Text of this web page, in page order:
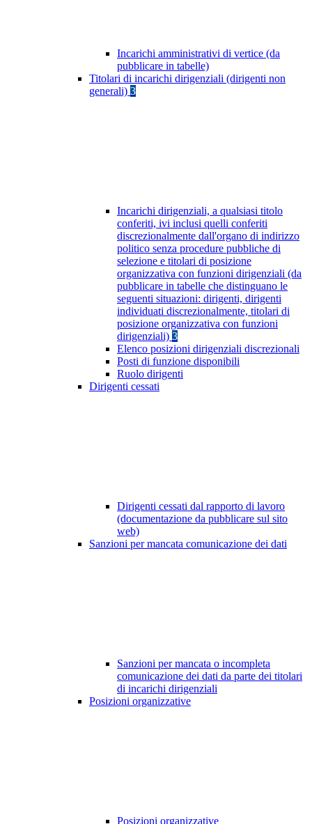
Incarichi amministrativi di vertice (da
pubblicare in tabelle)
Titolari di incarichi dirigenziali (dirigenti non
generali) 3
Incarichi dirigenziali, a qualsiasi titolo
conferiti, ivi inclusi quelli conferiti
discrezionalmente dall'organo di indirizzo
politico senza procedure pubbliche di
selezione e titolari di posizione
organizzativa con funzioni dirigenziali (da
pubblicare in tabelle che distinguano le
seguenti situazioni: dirigenti, dirigenti
individuati discrezionalmente, titolari di
posizione organizzativa con funzioni
dirigenziali) 3
Elenco posizioni dirigenziali discrezionali
Posti di funzione disponibili
Ruolo dirigenti
Dirigenti cessati
Dirigenti cessati dal rapporto di lavoro
(documentazione da pubblicare sul sito
web)
Sanzioni per mancata comunicazione dei dati
Sanzioni per mancata o incompleta
comunicazione dei dati da parte dei titolari
di incarichi dirigenziali
Posizioni organizzative
Posizioni organizzative